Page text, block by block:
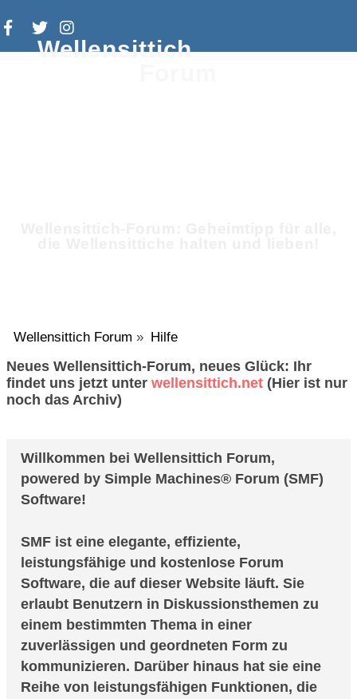
Wellensittich
Wellensittich Forum » Hilfe
Neues Wellensittich-Forum, neues Glück: Ihr
findet uns jetzt unter wellensittich.net (Hier ist nur
noch das Archiv)
Willkommen bei Wellensittich Forum,
powered by Simple Machines® Forum (SMF)
Software!
SMF ist eine elegante, effiziente,
leistungsfähige und kostenlose Forum
Software, die auf dieser Website läuft. Sie
erlaubt Benutzern in Diskussionsthemen zu
einem bestimmten Thema in einer
zuverlässigen und geordneten Form zu
kommunizieren. Darüber hinaus hat sie eine
Reihe von leistungsfähigen Funktionen, die